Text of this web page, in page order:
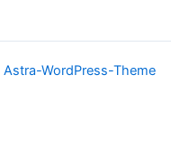
Astra-WordPress-Theme